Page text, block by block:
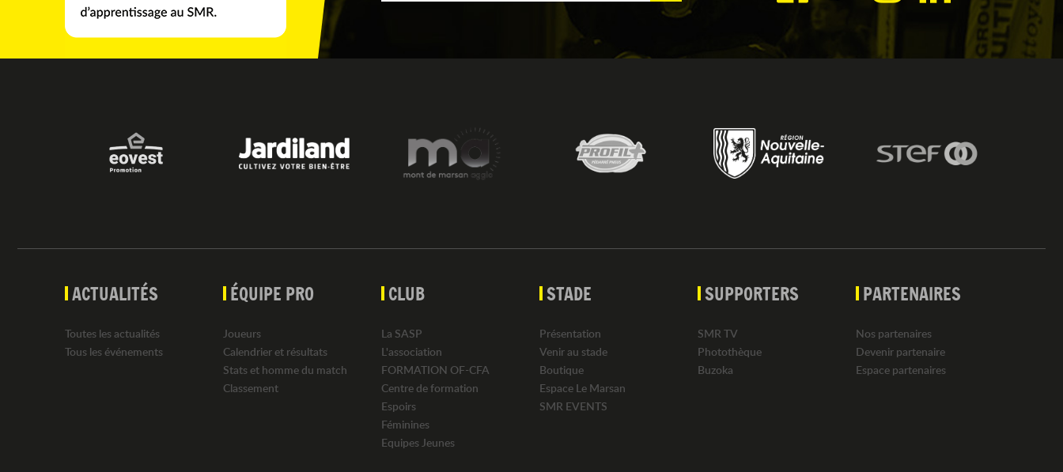
ACTUALITÉS
Toutes les actualités
Tous les événements
ÉQUIPE PRO
Joueurs
Calendrier et résultats
Stats et homme du match
Classement
CLUB
La SASP
L'association
FORMATION OF-CFA
Centre de formation
Espoirs
Féminines
Equipes Jeunes
STADE
Présentation
Venir au stade
Boutique
Espace Le Marsan
SMR EVENTS
SUPPORTERS
SMR TV
Photothèque
Buzoka
PARTENAIRES
Nos partenaires
Devenir partenaire
Espace partenaires